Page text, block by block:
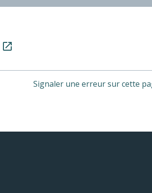
open_in_new
Signaler une erreur sur cette